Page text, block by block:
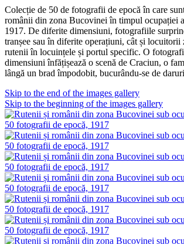
Colecție de 50 de fotografii de epocă în care
românii din zona Bucovinei în timpul ocupației
1917. De diferite dimensiuni, fotografiile
tranșee sau în diferite operațiuni, cât și locuitorii
rutenii în locuințele și portul specific. O
dimensiuni înfățișează o scenă de Craciun, o
lângă un brad împodobit, bucurându-se de
Skip to the end of the images gallery
Skip to the beginning of the images gallery